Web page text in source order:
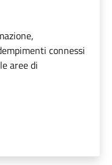
connessi
aree di